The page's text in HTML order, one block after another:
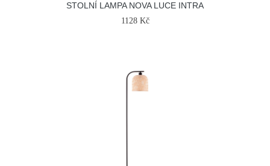
STOLNÍ LAMPA NOVA LUCE INTRA
1128 Kč